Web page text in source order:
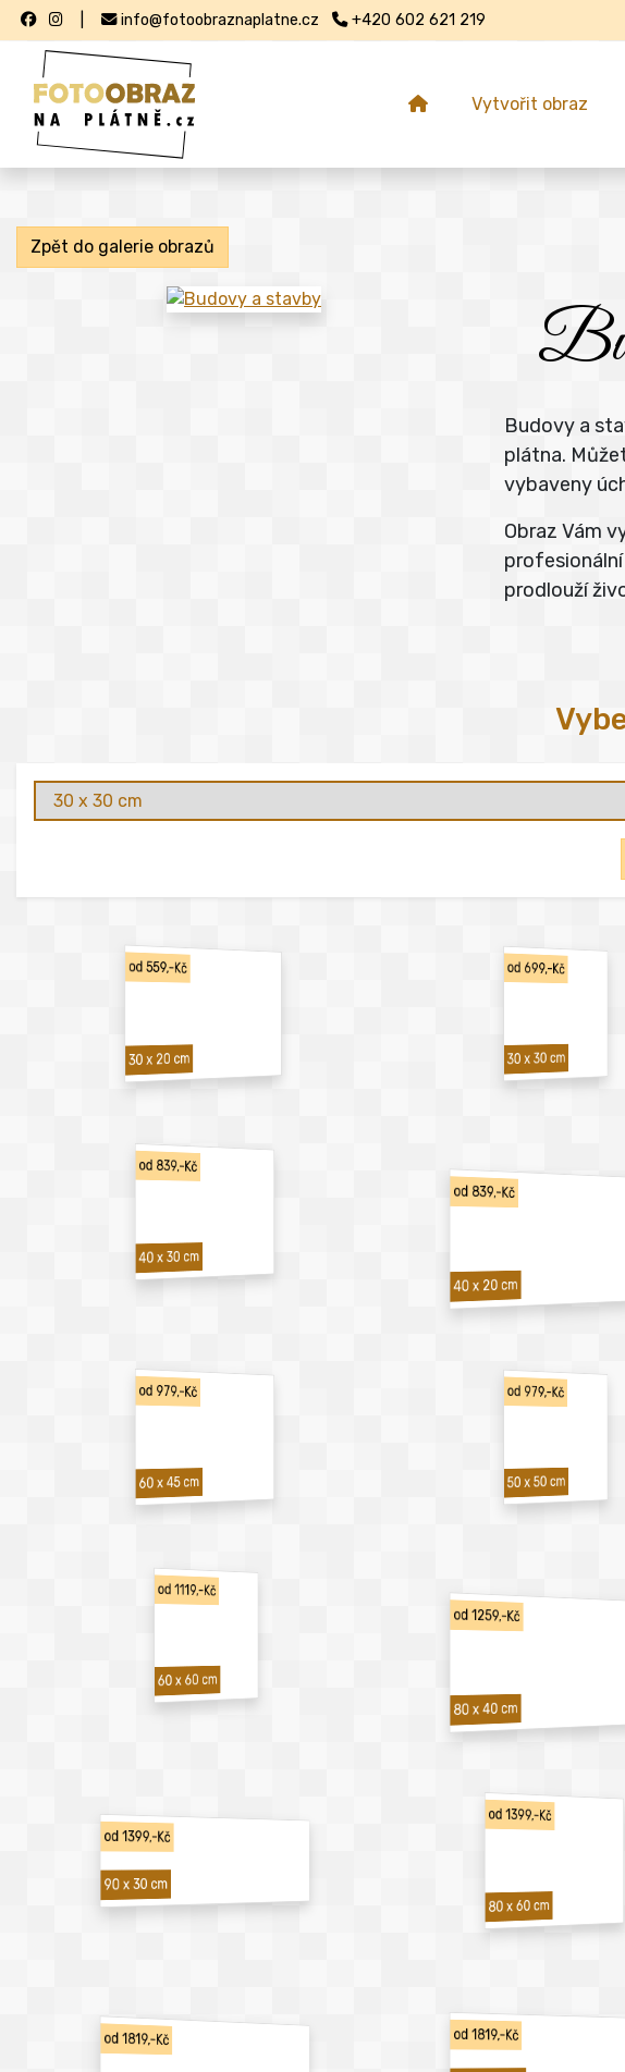
info@fotoobraznaplatne.cz +420 602 621 219
Vytvořit obraz
Zpět do galerie obrazů
Budovy a
plátna.
vybaveny
Obraz Vám
profesionální
prodlouží
od 559,-Kč
30 x 20 cm
od 699,-Kč
30 x 30 cm
od 839,-Kč
40 x 30 cm
od 839,-Kč
40 x 20 cm
od 979,-Kč
60 x 45 cm
od 979,-Kč
50 x 50 cm
od 1119,-Kč
60 x 60 cm
od 1259,-Kč
80 x 40 cm
od 1399,-Kč
90 x 30 cm
od 1399,-Kč
80 x 60 cm
od 1819,-Kč od 1819,-Kč